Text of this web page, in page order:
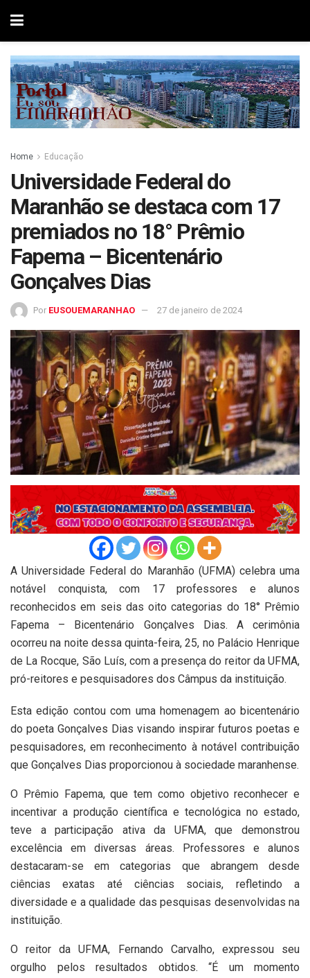
Home Educação
Universidade Federal do
Maranhão se destaca com 17
premiados no 18° Prêmio
Fapema – Bicentenário
Gonçalves Dias
Por EUSOUEMARANHAO 27 de janeiro de 2024
A Universidade Federal do Maranhão (UFMA) celebra uma
notável conquista, com 17 professores e alunos
reconhecidos em seis das oito categorias do 18° Prêmio
Fapema – Bicentenário Gonçalves Dias. A cerimônia
ocorreu na noite dessa quinta-feira, 25, no Palácio Henrique
de La Rocque, São Luís, com a presença do reitor da UFMA,
pró-reitores e pesquisadores dos Câmpus da instituição.
Esta edição contou com uma homenagem ao bicentenário
do poeta Gonçalves Dias visando inspirar futuros poetas e
pesquisadores, em reconhecimento à notável contribuição
que Gonçalves Dias proporcionou à sociedade maranhense.
O Prêmio Fapema, que tem como objetivo reconhecer e
incentivar a produção científica e tecnológica no estado,
teve a participação ativa da UFMA, que demonstrou
excelência em diversas áreas. Professores e alunos
destacaram-se em categorias que abrangem desde
ciências exatas até ciências sociais, refletindo a
diversidade e a qualidade das pesquisas desenvolvidas na
instituição.
O reitor da UFMA, Fernando Carvalho, expressou seu
orgulho pelos resultados obtidos. “É um momento